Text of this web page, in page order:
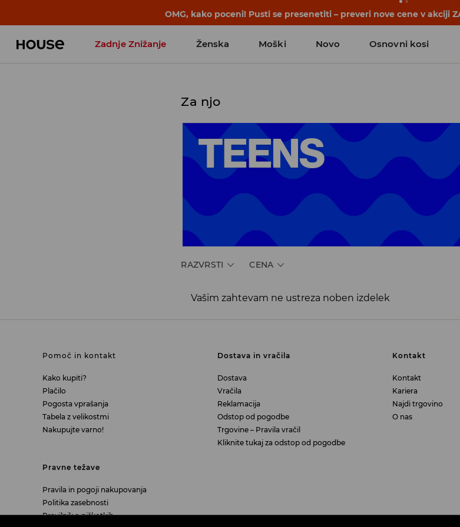
BACK TO SCHOOL📒Najboljše zgodbe se začnejo še pred prvim šolskim zvoncem.
Zadnje Znižanje Ženska Moški Novo Osnovni kosi
Za njo
RAZVRSTI CENA
Vašim zahtevam ne ustreza noben izdelek
Pomoč in kontakt
Kako kupiti?
Plačilo
Pogosta vprašanja
Tabela z velikostmi
Nakupujte varno!
Dostava in vračila
Dostava
Vračila
Reklamacija
Odstop od pogodbe
Trgovine – Pravila vračil
Kliknite tukaj za odstop od pogodbe
Kontakt
Kontakt
Kariera
Najdi trgovino
O nas
Pravne težave
Pravila in pogoji nakupovanja
Politika zasebnosti
Pravilnik o piškotkih